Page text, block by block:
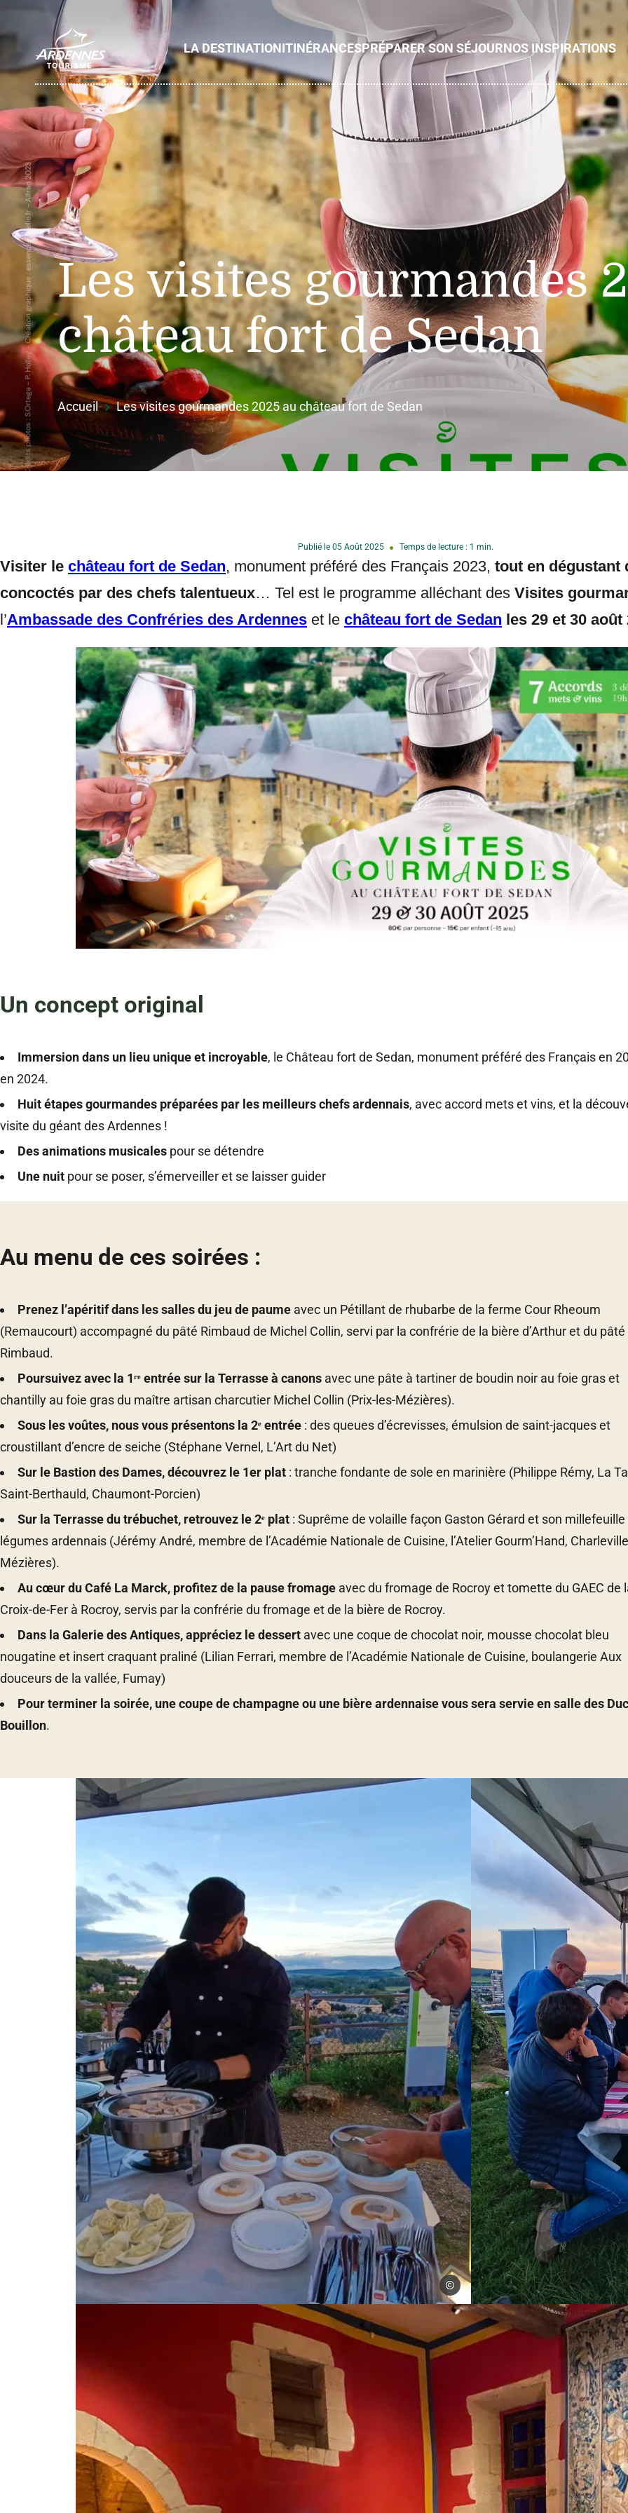
ADT des Ardennes
LA DESTINATIONITINÉRANCESPRÉPARER SON SÉJOURNOS INSPIRATIONS
Les visites gourmandes
château fort de Sedan
Accueil Les visites gourmandes 2025 au château fort de Sedan
Publié le 05 Août 2025 Temps de lecture : 1 min.
Visiter le château fort de Sedan, monument préféré des Français 2023, tout en dégustant
concoctés par des chefs talentueux… Tel est le programme alléchant des Visites
l’Ambassade des Confréries des Ardennes et le château fort de Sedan les 29 et 30 août
Visites gourmandes 2025 au château fort de Sedan organisées par les Confréries ardennaises – 29 et 30 août 2025 –
Un concept original
Immersion dans un lieu unique et incroyable, le Château fort de Sedan, monument préféré des Français en
en 2024.
Huit étapes gourmandes préparées par les meilleurs chefs ardennais, avec accord mets et vins, et la
visite du géant des Ardennes !
Des animations musicales pour se détendre
Une nuit pour se poser, s’émerveiller et se laisser guider
Au menu de ces soirées :
Prenez l’apéritif dans les salles du jeu de paume avec un Pétillant de rhubarbe de la ferme Cour Rheoum
(Remaucourt) accompagné du pâté Rimbaud de Michel Collin, servi par la confrérie de la bière d’Arthur et du pâté
Rimbaud.
Poursuivez avec la 1ʳᵉ entrée sur la Terrasse à canons avec une pâte à tartiner de boudin noir au foie gras et
chantilly au foie gras du maître artisan charcutier Michel Collin (Prix-les-Mézières).
Sous les voûtes, nous vous présentons la 2ᵉ entrée : des queues d’écrevisses, émulsion de saint-jacques et
croustillant d’encre de seiche (Stéphane Vernel, L’Art du Net)
Sur le Bastion des Dames, découvrez le 1er plat : tranche fondante de sole en marinière (Philippe Rémy, La
Saint-Berthauld, Chaumont-Porcien)
Sur la Terrasse du trébuchet, retrouvez le 2ᵉ plat : Suprême de volaille façon Gaston Gérard et son millefeuille
légumes ardennais (Jérémy André, membre de l’Académie Nationale de Cuisine, l’Atelier Gourm’Hand,
Mézières).
Au cœur du Café La Marck, profitez de la pause fromage avec du fromage de Rocroy et tomette du GAEC de
Croix-de-Fer à Rocroy, servis par la confrérie du fromage et de la bière de Rocroy.
Dans la Galerie des Antiques, appréciez le dessert avec une coque de chocolat noir, mousse chocolat bleu
nougatine et insert craquant praliné (Lilian Ferrari, membre de l’Académie Nationale de Cuisine, boulangerie Aux
douceurs de la vallée, Fumay)
Pour terminer la soirée, une coupe de champagne ou une bière ardennaise vous sera servie en salle des
Bouillon.
Photo, © ambassade des confréries ardennaises
ambassade des confréries ardennaises
Photo, © ambassade des